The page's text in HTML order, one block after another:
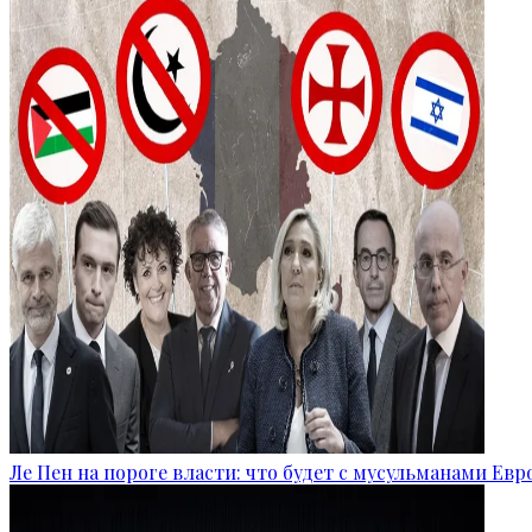
Ле Пен на пороге власти: что будет с мусульманами